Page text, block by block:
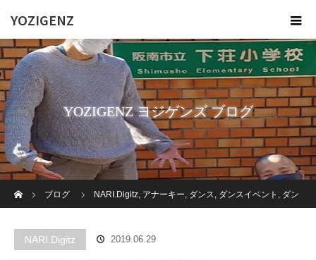
YOZIGENZ
YOZIGENZ ヨジゲンズ ブログ
ブログ
NARI.Digitz, アナーキー, ダンス, ダンスイベント , ダン
Minorityの動画
NARI.Digitz 2019.06.29